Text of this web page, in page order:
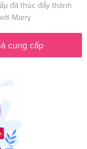
đã thúc đẩy thành
Marry
cung cấp